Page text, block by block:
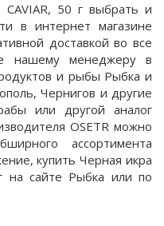
CAVIAR, 50 г выбрать и
в интернет магазине
доставкой во все
нашему менеджеру в
и рыбы Рыбка и
Чернигов и другие
или другой аналог
OSETR можно
ассортимента
купить Черная икра
на сайте Рыбка или по